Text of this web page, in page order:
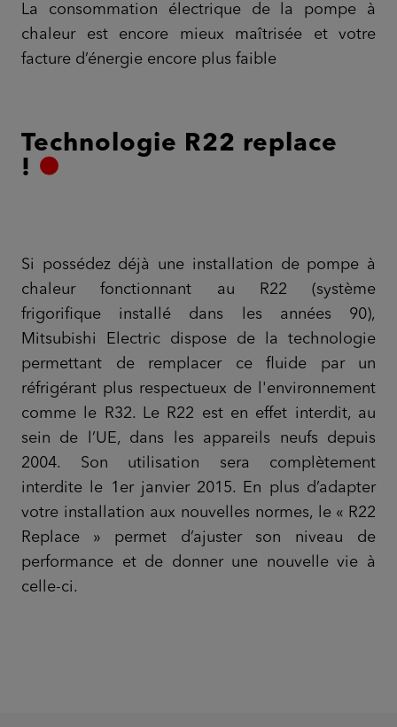
La consommation électrique de la pompe à
chaleur est encore mieux maîtrisée et votre
facture d’énergie encore plus faible
Technologie R22 replace
!
Si possédez déjà une installation de pompe à
chaleur fonctionnant au R22 (système
frigorifique installé dans les années 90),
Mitsubishi Electric dispose de la technologie
permettant de remplacer ce fluide par un
réfrigérant plus respectueux de l'environnement
comme le R32. Le R22 est en effet interdit, au
sein de l’UE, dans les appareils neufs depuis
2004. Son utilisation sera complètement
interdite le 1er janvier 2015. En plus d’adapter
votre installation aux nouvelles normes, le « R22
Replace » permet d’ajuster son niveau de
performance et de donner une nouvelle vie à
celle-ci.